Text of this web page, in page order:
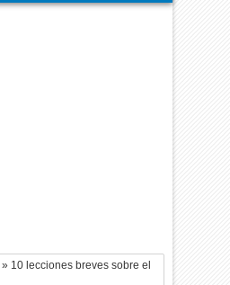
» 10 lecciones breves sobre el